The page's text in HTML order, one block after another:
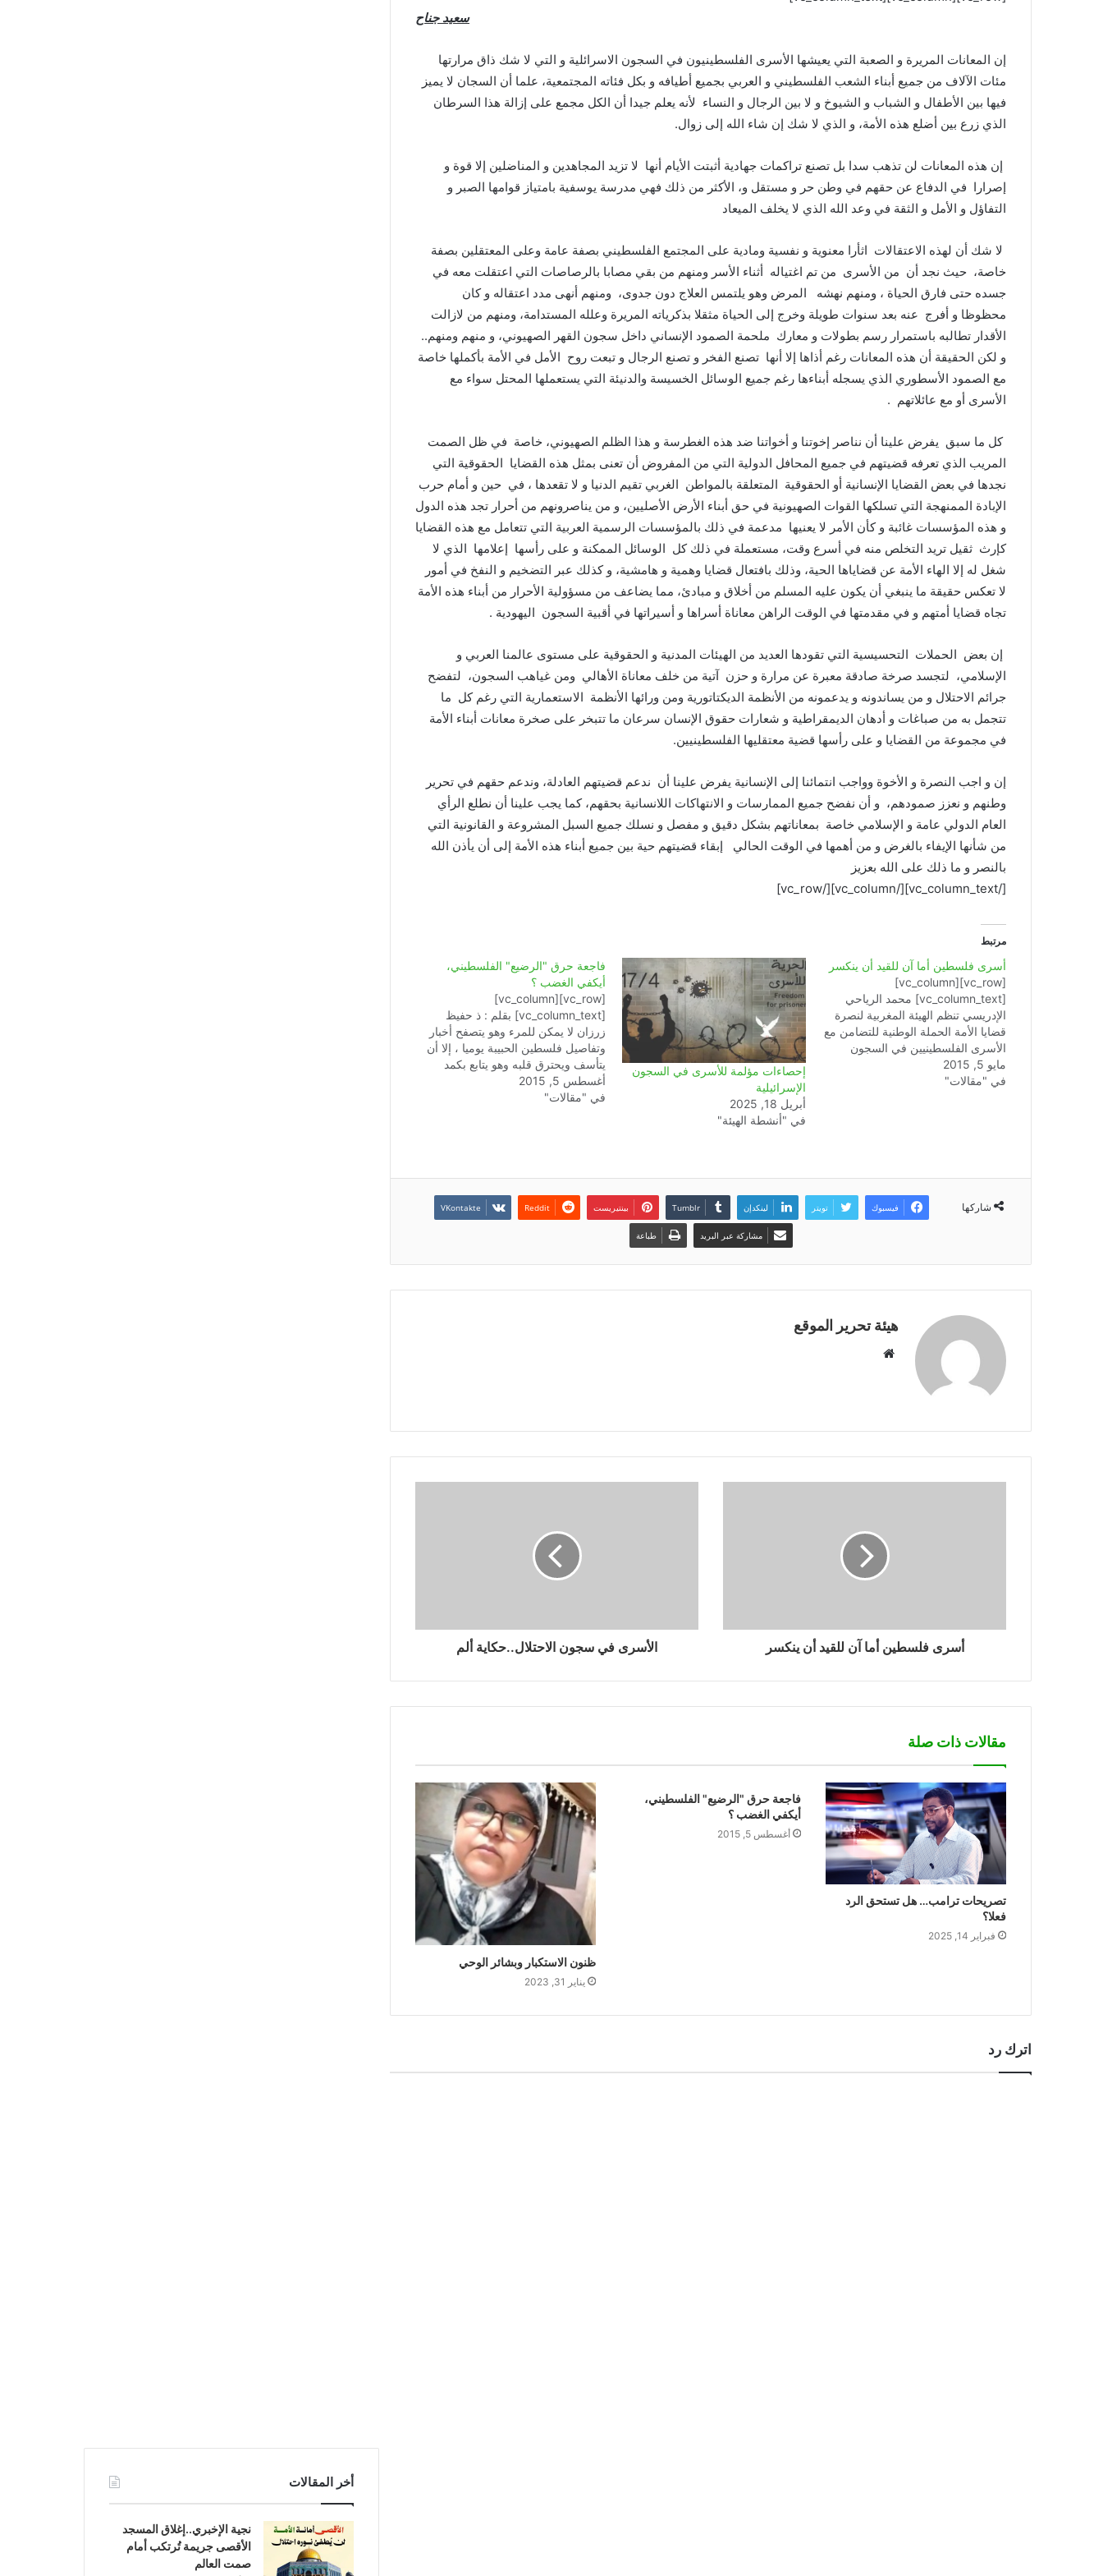
سعيد جناح
إن المعانات المريرة و الصعبة التي يعيشها الأسرى الفلسطينيون في السجون الاسرائلية و التي لا شك ذاق مرارتها
مئات الآلاف من جميع أبناء الشعب الفلسطيني و العربي بجميع أطيافه و بكل فئاته المجتمعية، علما أن السجان لا يميز
فيها بين الأطفال و الشباب و الشيوخ و لا بين الرجال و النساء لأنه يعلم جيدا أن الكل مجمع على إزالة هذا السرطان
الذي زرع بين أضلع هذه الأمة، و الذي لا شك إن شاء الله إلى زوال.
إن هذه المعانات لن تذهب سدا بل تصنع تراكمات جهادية أثبتت الأيام أنها لا تزيد المجاهدين و المناضلين إلا قوة و
إصرارا في الدفاع عن حقهم في وطن حر و مستقل و، الأكثر من ذلك فهي مدرسة يوسفية بامتياز قوامها الصبر و
التفاؤل و الأمل و الثقة في وعد الله الذي لا يخلف الميعاد
لا شك أن لهذه الاعتقالات اثأرا معنوية و نفسية ومادية على المجتمع الفلسطيني بصفة عامة وعلى المعتقلين بصفة
خاصة، حيث نجد أن من الأسرى من تم اغتياله أثناء الأسر ومنهم من بقي مصابا بالرصاصات التي اعتقلت معه في
جسده حتى فارق الحياة ، ومنهم نهشه المرض وهو يلتمس العلاج دون جدوى، ومنهم أنهى مدد اعتقاله و كان
محظوظا و أفرج عنه بعد سنوات طويلة وخرج إلى الحياة مثقلا بذكرياته المريرة وعلله المستدامة، ومنهم من لازالت
الأقدار تطالبه باستمرار رسم بطولات و معارك ملحمة الصمود الإنساني داخل سجون القهر الصهيوني، و منهم ومنهم..
و لكن الحقيقة أن هذه المعانات رغم أذاها إلا أنها تصنع الفخر و تصنع الرجال و تبعت روح الأمل في الأمة بأكملها خاصة
مع الصمود الأسطوري الذي يسجله أبناءها رغم جميع الوسائل الخسيسة والدنيئة التي يستعملها المحتل سواء مع
الأسرى أو مع عائلاتهم .
كل ما سبق يفرض علينا أن نناصر إخوتنا و أخواتنا ضد هذه الغطرسة و هذا الظلم الصهيوني، خاصة في ظل الصمت
المريب الذي تعرفه قضيتهم في جميع المحافل الدولية التي من المفروض أن تعنى بمثل هذه القضايا الحقوقية التي
نجدها في بعض القضايا الإنسانية أو الحقوقية المتعلقة بالمواطن الغربي تقيم الدنيا و لا تقعدها ، في حين و أمام حرب
الإبادة الممنهجة التي تسلكها القوات الصهيونية في حق أبناء الأرض الأصليين، و من يناصرونهم من أحرار تجد هذه الدول
و هذه المؤسسات غائبة و كأن الأمر لا يعنيها مدعمة في ذلك بالمؤسسات الرسمية العربية التي تتعامل مع هذه القضايا
كإرث ثقيل تريد التخلص منه في أسرع وقت، مستعملة في ذلك كل الوسائل الممكنة و على رأسها إعلامها الذي لا
شغل له إلا الهاء الأمة عن قضاياها الحية، وذلك بافتعال قضايا وهمية و هامشية، و كذلك عبر التضخيم و النفخ في أمور
لا تعكس حقيقة ما ينبغي أن يكون عليه المسلم من أخلاق و مبادئ، مما يضاعف من مسؤولية الأحرار من أبناء هذه الأمة
تجاه قضايا أمتهم و في مقدمتها في الوقت الراهن معاناة أسراها و أسيراتها في أقبية السجون اليهودية .
إن بعض الحملات التحسيسية التي تقودها العديد من الهيئات المدنية و الحقوقية على مستوى عالمنا العربي و
الإسلامي، لتجسد صرخة صادقة معبرة عن مرارة و حزن آتية من خلف معاناة الأهالي ومن غياهب السجون، لتفضح
جرائم الاحتلال و من يساندونه و يدعمونه من الأنظمة الديكتاتورية ومن ورائها الأنظمة الاستعمارية التي رغم كل ما
تتجمل به من صباغات و أدهان الديمقراطية و شعارات حقوق الإنسان سرعان ما تتبخر على صخرة معانات أبناء الأمة
في مجموعة من القضايا و على رأسها قضية معتقليها الفلسطينيين.
إن و اجب النصرة و الأخوة وواجب انتمائنا إلى الإنسانية يفرض علينا أن ندعم قضيتهم العادلة، وندعم حقهم في تحرير
وطنهم و نعزز صمودهم، و أن نفضح جميع الممارسات و الانتهاكات اللانسانية بحقهم، كما يجب علينا أن نطلع الرأي
العام الدولي عامة و الإسلامي خاصة بمعاناتهم بشكل دقيق و مفصل و نسلك جميع السبل المشروعة و القانونية التي
من شأنها الإيفاء بالغرض و من أهمها في الوقت الحالي إبقاء قضيتهم حية بين جميع أبناء هذه الأمة إلى أن يأذن الله
بالنصر و ما ذلك على الله بعزيز
[/vc_column_text][/vc_column][/vc_row]
مرتبط
أسرى فلسطين أما آن للقيد أن ينكسر
[vc_row][vc_column]
[vc_column_text] محمد الرياحي
الإدريسي تنظم الهيئة المغربية لنصرة
قضايا الأمة الحملة الوطنية للتضامن مع
الأسرى الفلسطينيين في السجون
الاسرائلية تحت شعار" أسرى
فلسطين..أما أن للقيد أن ينكسر" وهي
مايو 5, 2015
في "مقالات"
إحصاءات مؤلمة للأسرى في السجون
الإسرائيلية
أبريل 18, 2025
في "أنشطة الهيئة"
فاجعة حرق "الرضيع" الفلسطيني،
أيكفي الغضب ؟
[vc_row][vc_column]
[vc_column_text] بقلم : ذ حفيظ
زرزان لا يمكن للمرء وهو يتصفح أخبار
وتفاصيل فلسطين الحبيبة يوميا ، إلا أن
يتأسف ويحترق قلبه وهو يتابع بكمد
الأحداث ، طفا على سطحها حرق رضيع
وأسرته في جريمة خطيرة وقف أمامها
أغسطس 5, 2015
في "مقالات"
شاركها فيسبوك تويتر لينكدإن بينتيريست
مشاركة عبر البريد طباعة
هيئة تحرير الموقع
أسرى فلسطين أما آن للقيد أن ينكسر الأسرى في سجون الاحتلال..حكاية ألم
مقالات ذات صلة
تصريحات ترامب… هل تستحق الرد
فعلا؟
فبراير 14, 2025
فاجعة حرق "الرضيع" الفلسطيني،
أيكفي الغضب ؟
أغسطس 5, 2015
ظنون الاستكبار وبشائر الوحي
يناير 31, 2023
اترك رد
أخر المقالات
نجية الإخبري..إغلاق المسجد
الأقصى جريمة تُرتكب أمام
صمت العالم